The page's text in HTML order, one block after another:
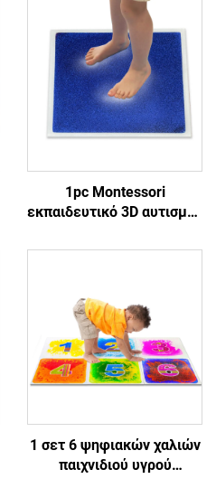
1pc Montessori
εκπαιδευτικό 3D αυτισμός
χρώμα pvc παιχνίδια
χαλί παιχνιδιού για παιδιά
1 σετ 6 ψηφιακών χαλιών
παιχνιδιού υγρού